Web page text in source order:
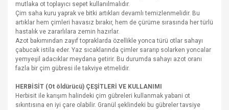
mutlaka ot toplayıcı sepet kullanılmalıdır.
Çim saha kuru yaprak ve bitki artıkları devamlı temizlenmelidir. Bu
artıklar hem çimleri havasız bırakır, hem de çürüme sırasında her türlü
hastalık ve zararlılara zemin hazırlar.
Azot bakımından zayıf topraklarda özellikle yonca türü otlar sahayı
çabucak istila eder. Yaz sıcaklarında çimler sararıp solarken yoncalar
yemyeşil adacıklar meydana getirir. Bu durumda sahayı azot oranı
fazla bir çim gübresi ile takviye etmelidir.
HERBİSİT (Ot öldürücü) ÇEŞİTLERİ VE KULLANIMI
Herbisit ile karışım halindeki çim gübreleri kullanmak yabani ot
sıkıntısına en iyi çare olabilir. Granül şeklindeki bu gübreler tavsiye